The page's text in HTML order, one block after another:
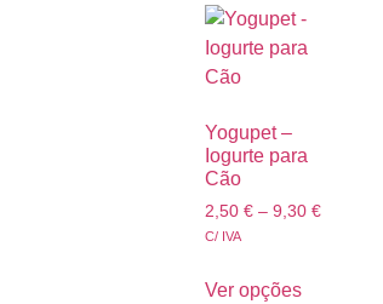
Yogupet –
Iogurte para
Cão
2,50 € – 9,30 €
C/ IVA
Ver opções